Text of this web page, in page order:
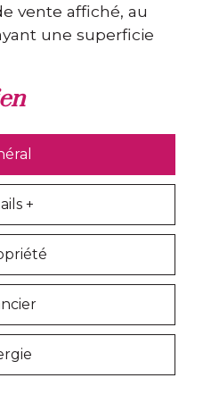
vente affiché, au
une superficie
+